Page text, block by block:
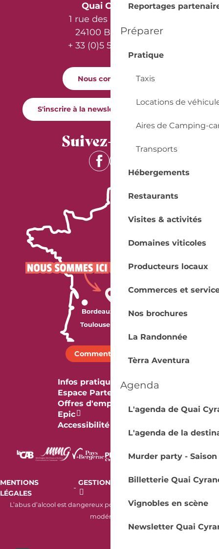
Reportages
Préparer
Pratique
Taxis
Locations de
Aires de Camping-
Transports
Hébergements
Restaurants
Visites & activités
Domaines viticoles
Producteurs locaux
Commerces et
Nos brochures
La Randonnée
Tèrra Aventura
Agenda
L'agenda de Quai
L'agenda de la
Murder party - Saison
Billetterie Quai
Vignobles en scène
Newsletter Quai
Quai Cyrano
1 rue des Récollets
24100 Bergerac
+ 33 (0)5 53 57 03 11
Nous contacter
S'inscrire à la newsletter Quai Cyrano
Suivez-nous !
Comment venir ?
Infos pratiques
Espace Partenaires
Offres d'emploi & stage
Epic
Accessibilité
MENTIONS
LÉGALES
-
GESTION DES COOKIES
AUDIT
L’abus d’alcool est dangereux pour la santé. À consommer avec
modération.